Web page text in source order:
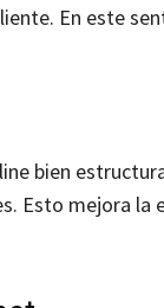
En este
bien
Esto mejora la